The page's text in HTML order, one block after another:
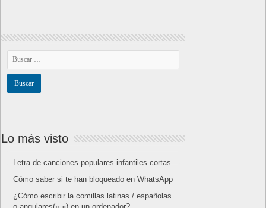
Lo más visto
Letra de canciones populares infantiles cortas
Cómo saber si te han bloqueado en WhatsApp
¿Cómo escribir la comillas latinas / españolas